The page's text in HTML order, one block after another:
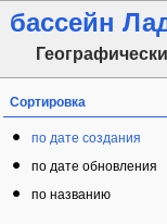
бассейн
Сортировка
по дате создания
по дате обновления
по названию